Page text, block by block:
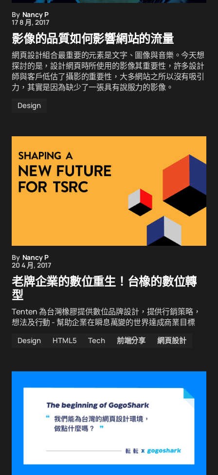
By Nancy P
17 8 月, 2017
影像的品質如何影響網站的流量
網頁設計組合最重要的元素是文字、圖像與音樂。今天想
探討的是，設計網頁時所使用的影像其重要性，許多設計
師與客戶低估了攝影的重要性，大多網站之所以沒有吸引
力，其實是因為缺少了一張具有說服力的影像。
Design
By Nancy P
20 4 月, 2017
老牌企業的數位重生！台橡的數位轉
型
Tenten 為台灣橡膠提供數位品牌設計，提供行銷策略，
想法及行動 - 幫助企業在瞬息萬變的世界達成商業目標
Design HTML5 Tech 前端分享 網頁設計